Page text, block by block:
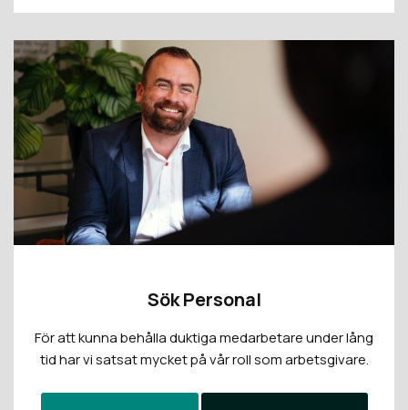
Sök Personal
För att kunna behålla duktiga medarbetare under lång
tid har vi satsat mycket på vår roll som arbetsgivare.